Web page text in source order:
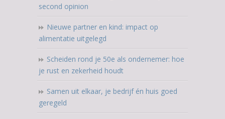
second opinion
Nieuwe partner en kind: impact op
alimentatie uitgelegd
Scheiden rond je 50e als ondernemer: hoe
je rust en zekerheid houdt
Samen uit elkaar, je bedrijf én huis goed
geregeld